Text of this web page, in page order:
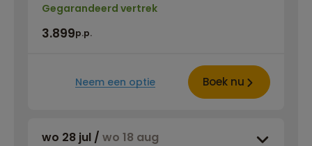
Gegarandeerd vertrek
3.899p.p.
Neem een optie Boek nu
wo 28 jul / wo 18 aug